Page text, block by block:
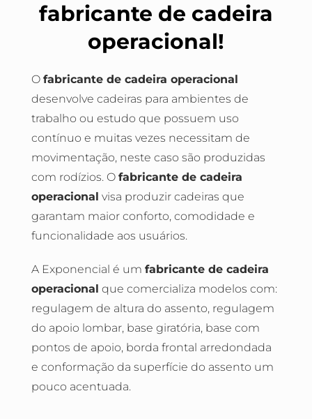
fabricante de cadeira
operacional!
O fabricante de cadeira operacional
desenvolve cadeiras para ambientes de
trabalho ou estudo que possuem uso
contínuo e muitas vezes necessitam de
movimentação, neste caso são produzidas
com rodízios. O fabricante de cadeira
operacional visa produzir cadeiras que
garantam maior conforto, comodidade e
funcionalidade aos usuários.
A Exponencial é um fabricante de cadeira
operacional que comercializa modelos com:
regulagem de altura do assento, regulagem
do apoio lombar, base giratória, base com
pontos de apoio, borda frontal arredondada
e conformação da superfície do assento um
pouco acentuada.